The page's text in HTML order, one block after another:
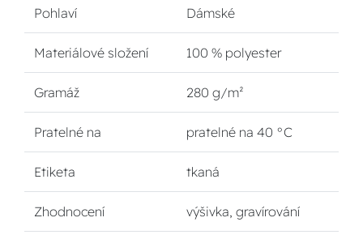
Pohlaví Dámské
Materiálové složení 100 % polyester
Gramáž 280 g/m²
Pratelné na pratelné na 40 °C
Etiketa tkaná
Zhodnocení výšivka, gravírování